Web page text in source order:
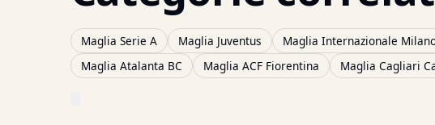
Maglia Serie A Maglia Juventus Maglia Internazionale
Maglia Atalanta BC
Maglia ACF Fiorentina Maglia Cagliari